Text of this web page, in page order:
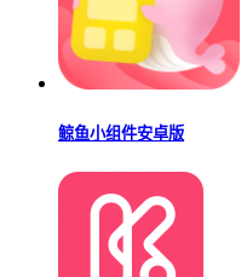
鲸鱼小组件安卓版